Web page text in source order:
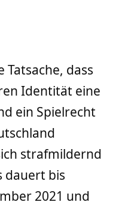
Tatsache, dass
Identität eine
ein Spielrecht
strafmildernd
dauert bis
2021 und